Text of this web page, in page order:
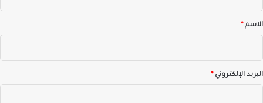
*الاسم*
البريد الإلكتروني*